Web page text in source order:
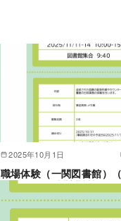
2025年10月1日
職場体験（一関図書館）